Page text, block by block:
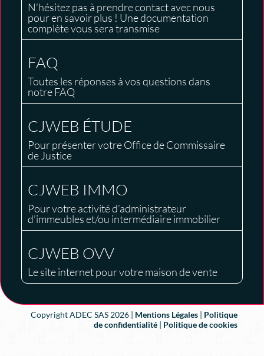
N’hésitez pas à prendre contact avec nous
pour en savoir plus ! Une documentation
complète vous sera transmise
FAQ
Toutes les réponses à vos questions dans
notre FAQ
CJWEB ÉTUDE
Pour présenter votre Office de Commissaire
de Justice
CJWEB IMMO
Pour votre activité d’administrateur
d’immeubles et/ou intermédiaire immobilier
CJWEB OVV
Le site internet pour votre maison de vente
Copyright ADEC SAS 2026 | Mentions Légales | Politique
de confidentialité | Politique de cookies